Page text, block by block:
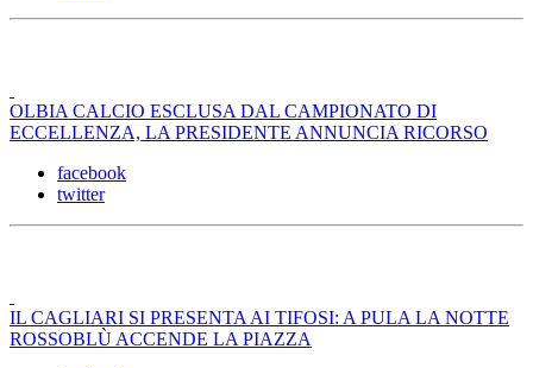
OLBIA CALCIO ESCLUSA DAL CAMPIONATO DI
ECCELLENZA, LA PRESIDENTE ANNUNCIA RICORSO
facebook
twitter
IL CAGLIARI SI PRESENTA AI TIFOSI: A PULA LA NOTTE
ROSSOBLÙ ACCENDE LA PIAZZA